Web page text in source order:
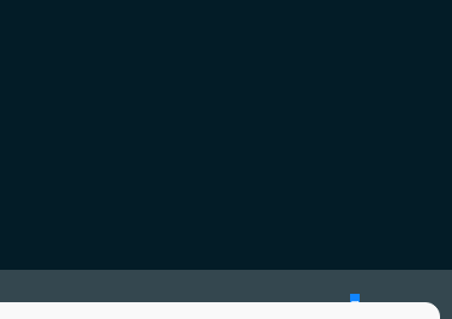
Bluesky